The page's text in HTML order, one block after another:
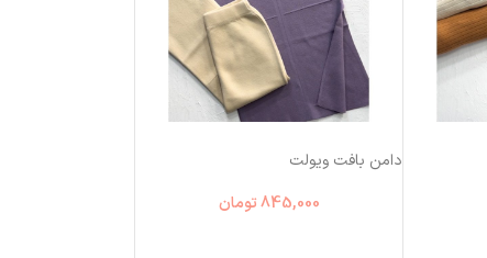
دامن بافت ویولت
845,000تومان